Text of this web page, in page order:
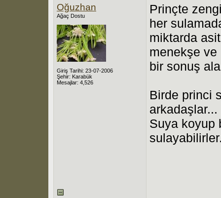
Oğuzhan
Ağaç Dostu
Giriş Tarihi: 23-07-2006
Şehir: Karabük
Mesajlar: 4,526
Prinçte
her
miktarda
menekşe ve
bir sonuş
Birde princi
arkadaşlar...
Suya koyup